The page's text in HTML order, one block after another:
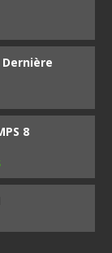
Dernière
8